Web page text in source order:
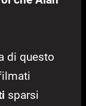
di questo
sparsi